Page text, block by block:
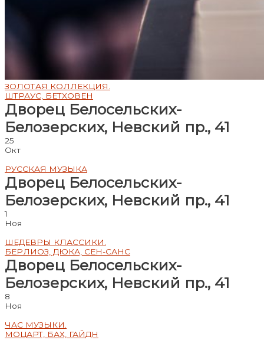
ЗОЛОТАЯ КОЛЛЕКЦИЯ.
ШТРАУС, БЕТХОВЕН
Дворец Белосельских-
Белозерских, Невский пр., 41
25
Окт
РУССКАЯ МУЗЫКА
Дворец Белосельских-
Белозерских, Невский пр., 41
1
Ноя
ШЕДЕВРЫ КЛАССИКИ.
БЕРЛИОЗ, ДЮКА, СЕН-САНС
Дворец Белосельских-
Белозерских, Невский пр., 41
8
Ноя
ЧАС МУЗЫКИ.
МОЦАРТ, БАХ, ГАЙДН